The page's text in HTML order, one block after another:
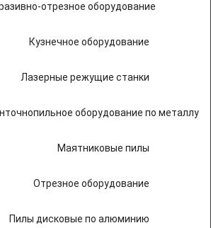
отрезное оборудование
Кузнечное оборудование
Лазерные режущие станки
оборудование по металлу
Маятниковые пилы
Отрезное оборудование
Пилы дисковые по алюминию